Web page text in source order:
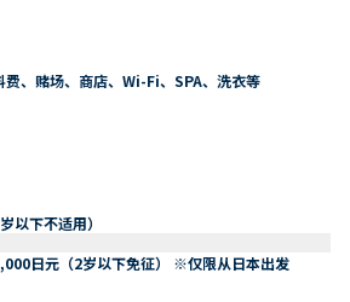
费、赌场、商店、Wi-Fi、SPA、洗衣等
以下不适用）
日元（2岁以下免征） ※仅限从日本出发